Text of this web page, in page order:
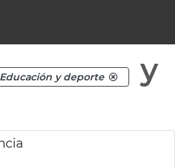
Educación y deporte
y